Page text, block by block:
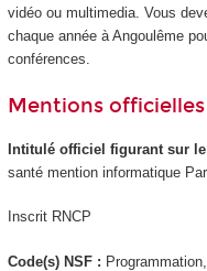
vidéo ou multimedia. Vous
chaque année à Angoulême
conférences.
Mentions officielles
Intitulé officiel figurant sur
santé mention informatique
Inscrit RNCP
Code(s) NSF :